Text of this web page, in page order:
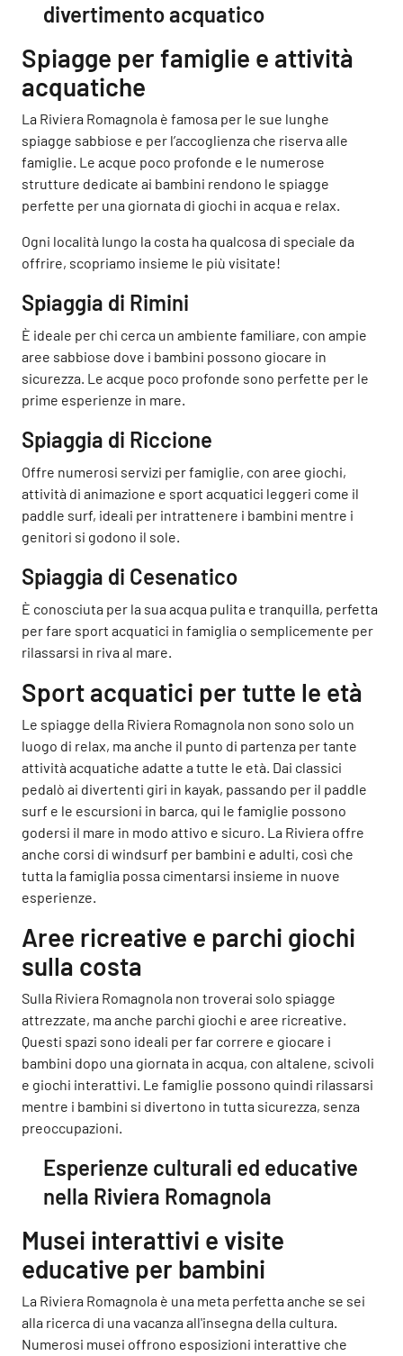
divertimento acquatico
Spiagge per famiglie e attività
acquatiche
La Riviera Romagnola è famosa per le sue lunghe
spiagge sabbiose e per l’accoglienza che riserva alle
famiglie. Le acque poco profonde e le numerose
strutture dedicate ai bambini rendono le spiagge
perfette per una giornata di giochi in acqua e relax.
Ogni località lungo la costa ha qualcosa di speciale da
offrire, scopriamo insieme le più visitate!
Spiaggia di Rimini
È ideale per chi cerca un ambiente familiare, con ampie
aree sabbiose dove i bambini possono giocare in
sicurezza. Le acque poco profonde sono perfette per le
prime esperienze in mare.
Spiaggia di Riccione
Offre numerosi servizi per famiglie, con aree giochi,
attività di animazione e sport acquatici leggeri come il
paddle surf, ideali per intrattenere i bambini mentre i
genitori si godono il sole.
Spiaggia di Cesenatico
È conosciuta per la sua acqua pulita e tranquilla, perfetta
per fare sport acquatici in famiglia o semplicemente per
rilassarsi in riva al mare.
Sport acquatici per tutte le età
Le spiagge della Riviera Romagnola non sono solo un
luogo di relax, ma anche il punto di partenza per tante
attività acquatiche adatte a tutte le età. Dai classici
pedalò ai divertenti giri in kayak, passando per il paddle
surf e le escursioni in barca, qui le famiglie possono
godersi il mare in modo attivo e sicuro. La Riviera offre
anche corsi di windsurf per bambini e adulti, così che
tutta la famiglia possa cimentarsi insieme in nuove
esperienze.
Aree ricreative e parchi giochi
sulla costa
Sulla Riviera Romagnola non troverai solo spiagge
attrezzate, ma anche parchi giochi e aree ricreative.
Questi spazi sono ideali per far correre e giocare i
bambini dopo una giornata in acqua, con altalene, scivoli
e giochi interattivi. Le famiglie possono quindi rilassarsi
mentre i bambini si divertono in tutta sicurezza, senza
preoccupazioni.
Esperienze culturali ed educative
nella Riviera Romagnola
Musei interattivi e visite
educative per bambini
La Riviera Romagnola è una meta perfetta anche se sei
alla ricerca di una vacanza all'insegna della cultura.
Numerosi musei offrono esposizioni interattive che